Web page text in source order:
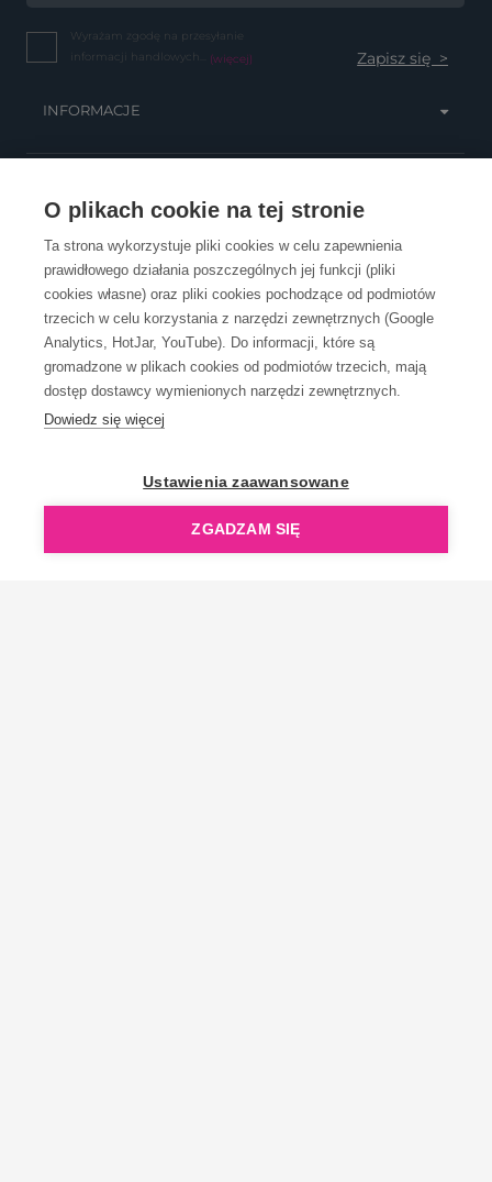
O plikach cookie na tej stronie
Ta strona wykorzystuje pliki cookies w celu zapewnienia
prawidłowego działania poszczególnych jej funkcji (pliki
cookies własne) oraz pliki cookies pochodzące od podmiotów
trzecich w celu korzystania z narzędzi zewnętrznych (Google
Analytics, HotJar, YouTube). Do informacji, które są
gromadzone w plikach cookies od podmiotów trzecich, mają
dostęp dostawcy wymienionych narzędzi zewnętrznych.
Dowiedz się więcej
Ustawienia zaawansowane
ZGADZAM SIĘ
Wyrażam zgodę na przesyłanie
informacji handlowych... (więcej)
INFORMACJE
OBSŁUGA KLIENTA
KONTAKT
OpenGift jest częścią ReflectGroup.